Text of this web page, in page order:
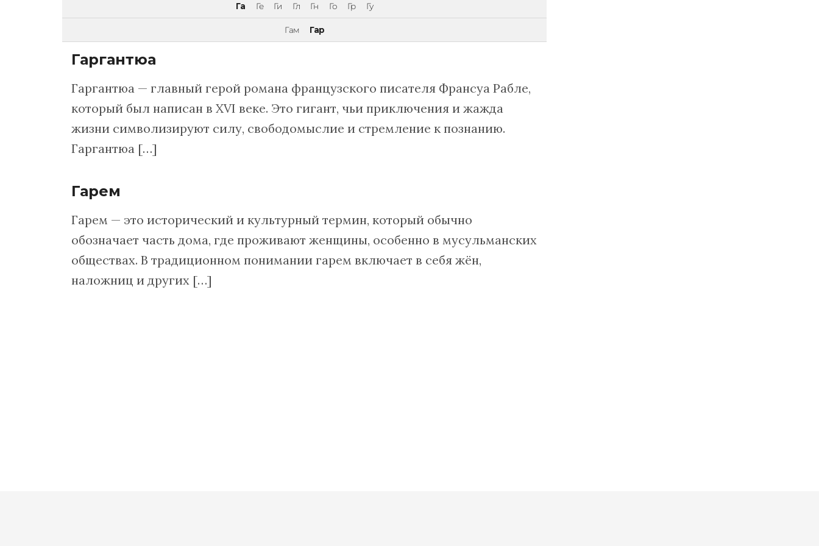
Га Ге Ги Гл Гн Го Гр Гу
Гам Гар
Гаргантюа
Гаргантюа — главный герой романа французского писателя Франсуа Рабле,
который был написан в XVI веке. Это гигант, чьи приключения и жажда
жизни символизируют силу, свободомыслие и стремление к познанию.
Гаргантюа […]
Гарем
Гарем — это исторический и культурный термин, который обычно
обозначает часть дома, где проживают женщины, особенно в мусульманских
обществах. В традиционном понимании гарем включает в себя жён,
наложниц и других […]